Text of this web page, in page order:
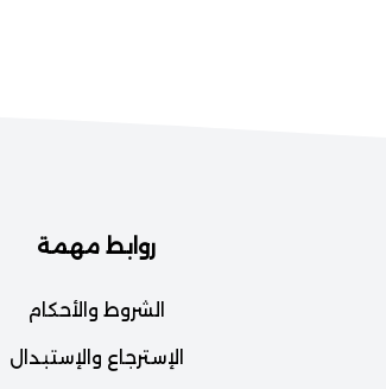
روابط مهمة
الشروط والأحكام
الإسترجاع والإستبدال